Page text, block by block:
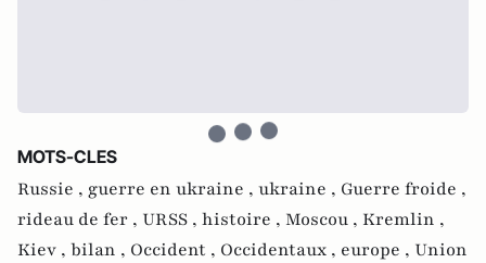
MOTS-CLES
Russie , guerre en ukraine , ukraine , Guerre froide ,
rideau de fer , URSS , histoire , Moscou , Kremlin ,
Kiev , bilan , Occident , Occidentaux , europe , Union